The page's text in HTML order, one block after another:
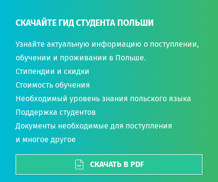
СКАЧАЙТЕ ГИД СТУДЕНТА ПОЛЬШИ
Узнайте актуальную информацию о поступлении,
обучении и проживании в Польше.
Стипендии и скидки
Стоимость обучения
Необходимый уровень знания польского языка
Поддержка студентов
Документы необходимые для поступления
и многое другое
СКАЧАТЬ В PDF